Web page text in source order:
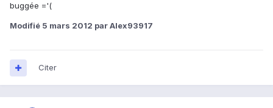
buggée ='(
Modifié 5 mars 2012 par Alex93917
Citer